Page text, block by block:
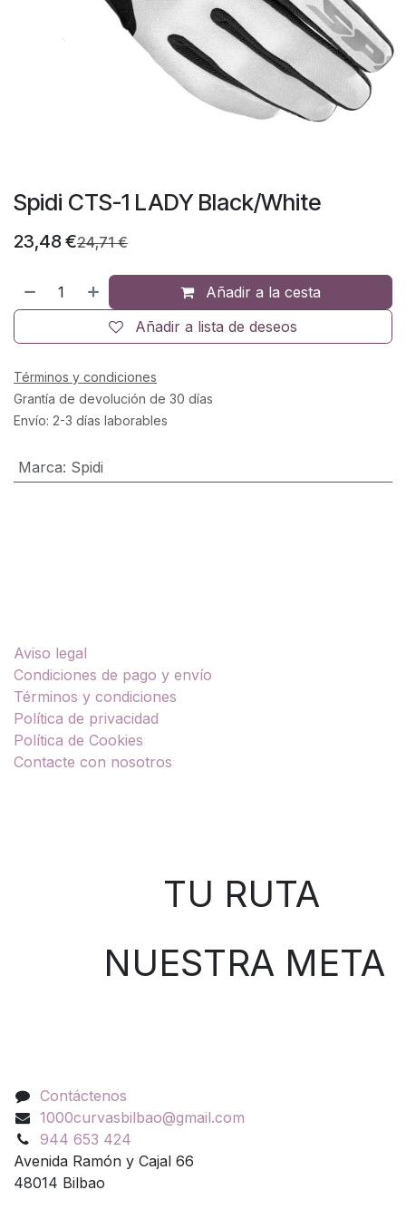
Spidi CTS-1 LADY Black/White
23,48€24,71€
Añadir a la cesta
Añadir a lista de deseos
Términos y condiciones
Grantía de devolución de 30 días
Envío: 2-3 días laborables
Marca: Spidi
Aviso legal
Condiciones de pago y envío
Términos y condiciones
Política de privacidad
Política de Cookies
Contacte con nosotros
TU RUTA
NUESTRA META
Contáctenos
1000curvasbilbao@gmail.com
944 653 424
Avenida Ramón y Cajal 66
48014 Bilbao